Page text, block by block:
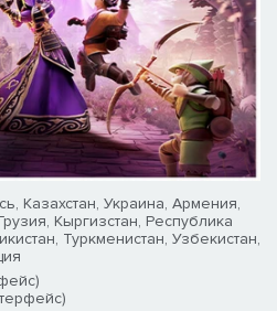
Казахстан, Украина, Армения,
Кыргизстан, Республика
Туркменистан, Узбекистан,